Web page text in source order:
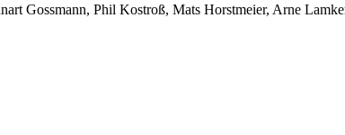
Gossmann, Phil Kostroß, Mats Horstmeier, Arne